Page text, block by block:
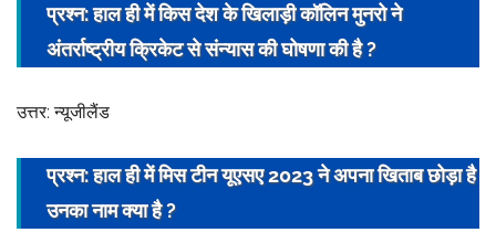
प्रश्न: हाल ही में किस देश के खिलाड़ी कॉलिन मुनरो ने
अंतर्राष्ट्रीय क्रिकेट से संन्यास की घोषणा की है ?
उत्तर: न्यूजीलैंड
प्रश्न: हाल ही में मिस टीन यूएसए 2023 ने अपना खिताब छोड़ा है
उनका नाम क्या है ?